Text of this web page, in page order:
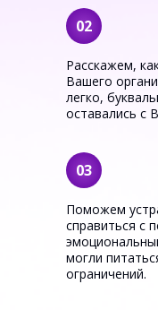
Расскажем,
Вашего
легко,
оставались с
Поможем
справиться с
могли
ограничений.
03
02